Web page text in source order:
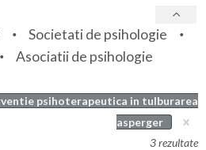
Societati de psihologie
Asociatii de psihologie
psihoterapeutica in tulburarea
asperger
3 rezultate